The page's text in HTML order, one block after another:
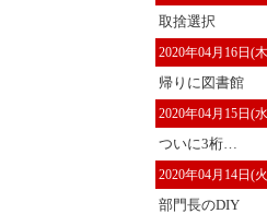
取捨選択
2020年04月16日(
帰りに図書館
2020年04月15日(
ついに3桁…
2020年04月14日(
部門長のDIY